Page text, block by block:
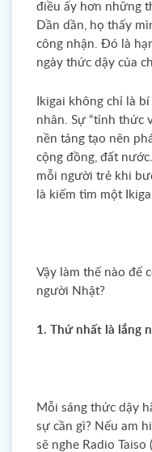
điều ấy hơn những
Dần dần, họ thấy
công nhận. Đó là
ngày thức dậy của
Ikigai không chỉ là
nhân. Sự “tỉnh thức
nền tảng tạo nên
cộng đồng, đất
mỗi người trẻ khi
là kiếm tìm một
Vậy làm thế nào để
người Nhật?
1. Thứ nhất là lắng
Mỗi sáng thức dậy
sự cần gì? Nếu am
sẽ nghe Radio